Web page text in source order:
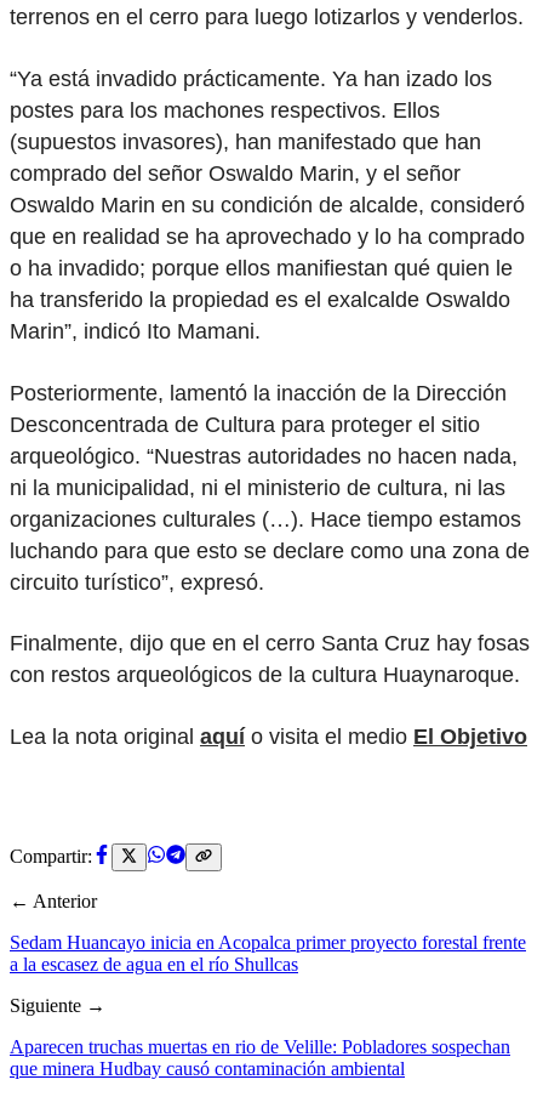
terrenos en el cerro para luego lotizarlos y venderlos.
“Ya está invadido prácticamente. Ya han izado los
postes para los machones respectivos. Ellos
(supuestos invasores), han manifestado que han
comprado del señor Oswaldo Marin, y el señor
Oswaldo Marin en su condición de alcalde, consideró
que en realidad se ha aprovechado y lo ha comprado
o ha invadido; porque ellos manifiestan qué quien le
ha transferido la propiedad es el exalcalde Oswaldo
Marin”, indicó Ito Mamani.
Posteriormente, lamentó la inacción de la Dirección
Desconcentrada de Cultura para proteger el sitio
arqueológico. “Nuestras autoridades no hacen nada,
ni la municipalidad, ni el ministerio de cultura, ni las
organizaciones culturales (…). Hace tiempo estamos
luchando para que esto se declare como una zona de
circuito turístico”, expresó.
Finalmente, dijo que en el cerro Santa Cruz hay fosas
con restos arqueológicos de la cultura Huaynaroque.
Lea la nota original aquío visita el medio El Objetivo
Compartir:
← Anterior
Sedam Huancayo inicia en Acopalca primer proyecto forestal frente
a la escasez de agua en el río Shullcas
Siguiente →
Aparecen truchas muertas en rio de Velille: Pobladores sospechan
que minera Hudbay causó contaminación ambiental